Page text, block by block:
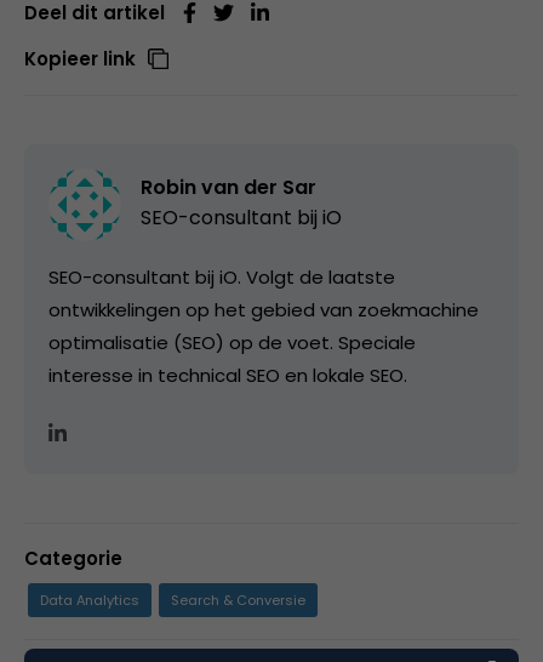
Deel dit artikel
Kopieer link
Robin van der Sar
SEO-consultant bij iO
SEO-consultant bij iO. Volgt de laatste
ontwikkelingen op het gebied van zoekmachine
optimalisatie (SEO) op de voet. Speciale
interesse in technical SEO en lokale SEO.
Categorie
Data Analytics Search & Conversie